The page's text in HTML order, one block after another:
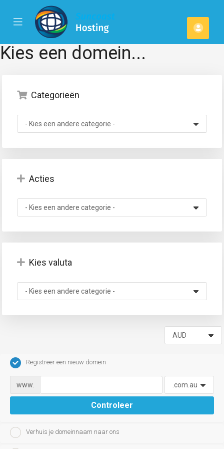
Mobile
Menu
Kies een domein...
Categorieën
Acties
Kies valuta
Registreer een nieuw domein
www.
Controleer
Verhuis je domeinnaam naar ons